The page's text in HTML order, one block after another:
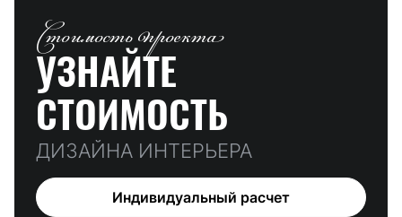
Стоимость проекта
УЗНАЙТЕ
СТОИМОСТЬ
ДИЗАЙНА ИНТЕРЬЕРА
Индивидуальный расчет